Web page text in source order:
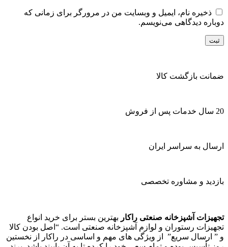
ذخیره نام، ایمیل و وبسایت من در مرورگر برای زمانی که
دوباره دیدگاهی می‌نویسم.
ضمانت بازگشت کالا
20 سال خدمات پس از فروش
ارسال به سراسر ایران
بازدید و مشاوره تخصصی
تجهیزات آشپزخانه صنعتی راکار بهترین بستر برای خرید انواع
تجهیزات رستوران و لوازم آشپزخانه صنعتی است. “اصل بودن کالا
و ” ارسال سریع” از ویژگی های مهم و اساسی در راکار از نخستین